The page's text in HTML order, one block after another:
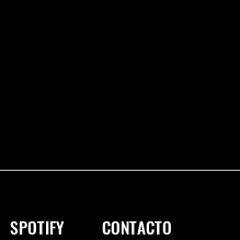
SPOTIFY CONTACTO